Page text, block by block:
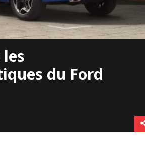
les
du Ford